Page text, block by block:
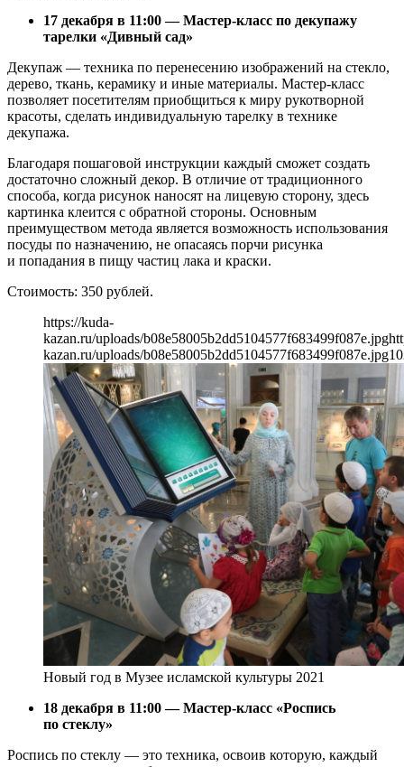
17 декабря в 11:00 — Мастер-класс по декупажу
тарелки «Дивный сад»
Декупаж — техника по перенесению изображений на стекло,
дерево, ткань, керамику и иные материалы. Мастер-класс
позволяет посетителям приобщиться к миру рукотворной
красоты, сделать индивидуальную тарелку в технике
декупажа.
Благодаря пошаговой инструкции каждый сможет создать
достаточно сложный декор. В отличие от традиционного
способа, когда рисунок наносят на лицевую сторону, здесь
картинка клеится с обратной стороны. Основным
преимуществом метода является возможность использования
посуды по назначению, не опасаясь порчи рисунка
и попадания в пищу частиц лака и краски.
Стоимость: 350 рублей.
https://kuda-
kazan.ru/uploads/b08e58005b2dd5104577f683499f087e.jpg
kazan.ru/uploads/b08e58005b2dd5104577f683499f087e.jpg
Новый год в Музее исламской культуры 2021
18 декабря в 11:00 — Мастер-класс «Роспись
по стеклу»
Роспись по стеклу — это техника, освоив которую, каждый